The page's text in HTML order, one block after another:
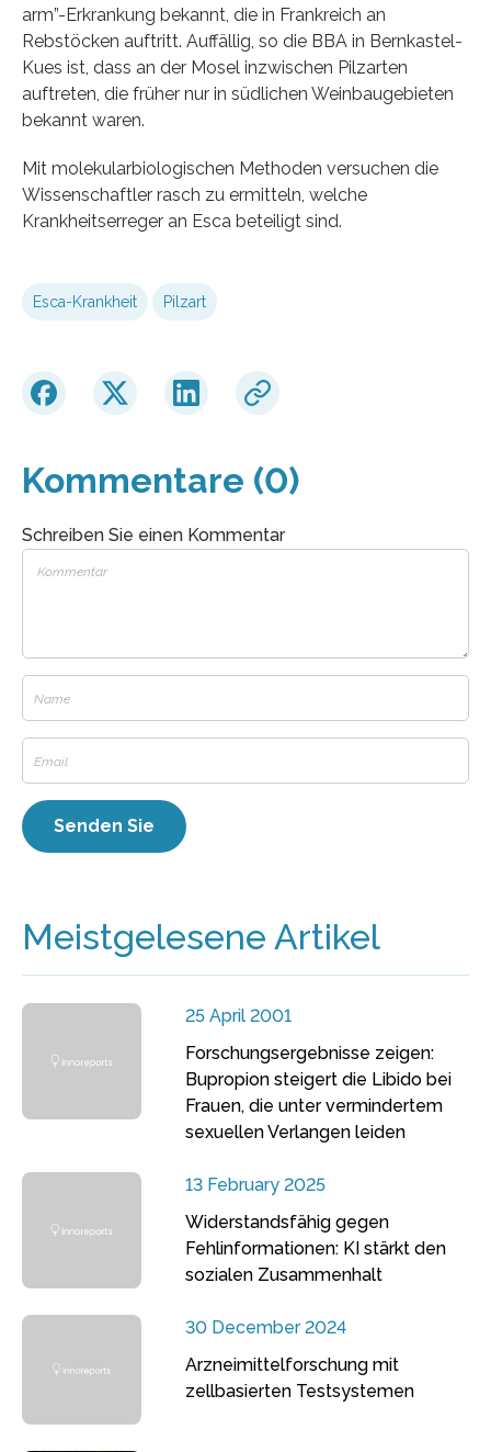
arm”-Erkrankung bekannt, die in Frankreich an
Rebstöcken auftritt. Auffällig, so die BBA in Bernkastel-
Kues ist, dass an der Mosel inzwischen Pilzarten
auftreten, die früher nur in südlichen Weinbaugebieten
bekannt waren.
Mit molekularbiologischen Methoden versuchen die
Wissenschaftler rasch zu ermitteln, welche
Krankheitserreger an Esca beteiligt sind.
Esca-Krankheit Pilzart
Kommentare (0)
Schreiben Sie einen Kommentar
Meistgelesene Artikel
25 April 2001
Forschungsergebnisse zeigen:
Bupropion steigert die Libido bei
Frauen, die unter vermindertem
sexuellen Verlangen leiden
13 February 2025
Widerstandsfähig gegen
Fehlinformationen: KI stärkt den
sozialen Zusammenhalt
30 December 2024
Arzneimittelforschung mit
zellbasierten Testsystemen